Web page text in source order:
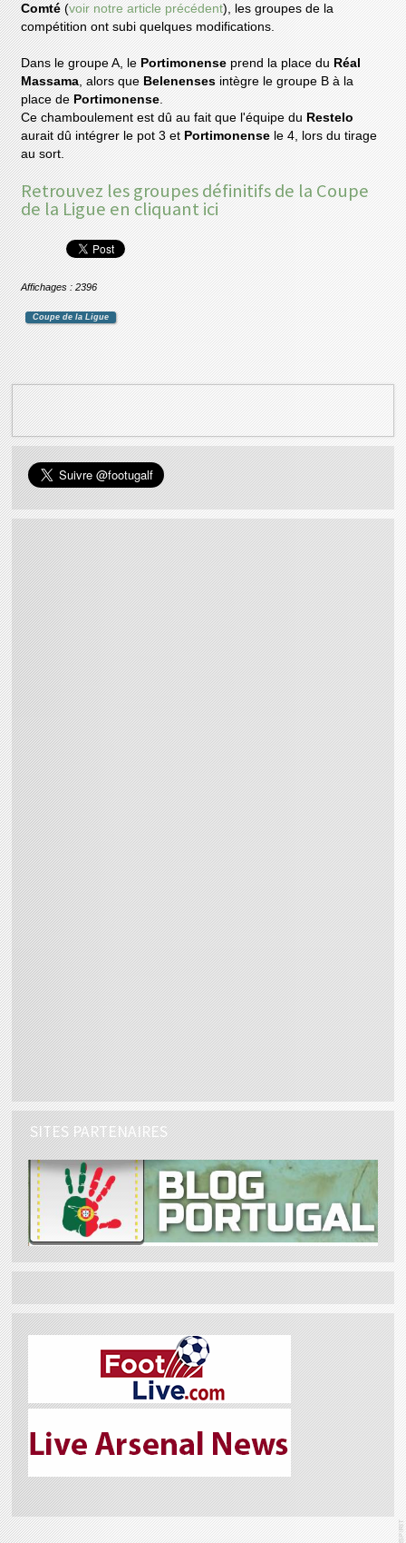
Comté(voir notre article précédent), les groupes de la
compétition ont subi quelques modifications.
Dans le groupe A, le Portimonenseprend la place du Réal
Massama , alors que Belenensesintègre le groupe B à la
place de Portimonense
Ce chamboulement est dû au fait que l'équipe du Restelo
aurait dû intégrer le pot 3 et Portimonense le 4, lors du tirage
au sort.
Retrouvez les groupes définitifs de la Coupe
de la Ligue en cliquant ici
Affichages : 2396
Coupe de la Ligue
SITES PARTENAIRES